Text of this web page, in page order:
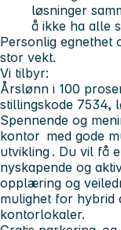
løsninger
å ikke ha alle
Personlig egnethet
stor vekt.
Vi tilbyr:
Årslønn i 100
stillingskode 7534,
Spennende og
kontor med gode
utvikling . Du vil få
nyskapende og
opplæring og
mulighet for hybrid
kontorlokaler.